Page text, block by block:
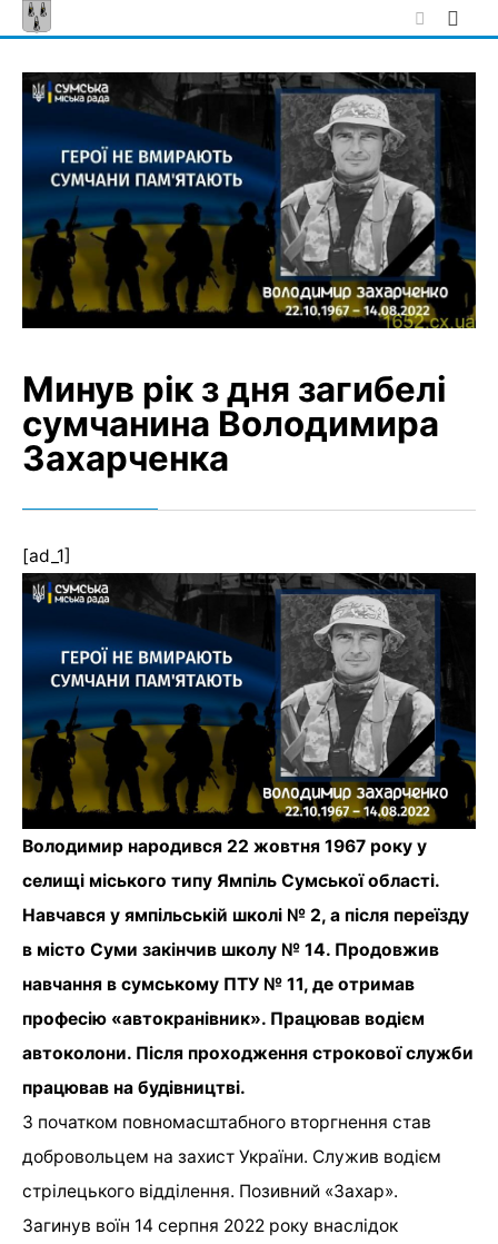
Skip
to
Минув рік з дня загибелі
сумчанина Володимира
Захарченка
[ad_1]
Володимир народився 22 жовтня 1967 року у
селищі міського типу Ямпіль Сумської області.
Навчався у ямпільській школі № 2, а після переїзду
в місто Суми закінчив школу № 14. Продовжив
навчання в сумському ПТУ № 11, де отримав
професію «автокранівник». Працював водієм
автоколони. Після проходження строкової служби
працював на будівництві.
З початком повномасштабного вторгнення став
добровольцем на захист України. Служив водієм
стрілецького відділення. Позивний «Захар».
Загинув воїн 14 серпня 2022 року внаслідок